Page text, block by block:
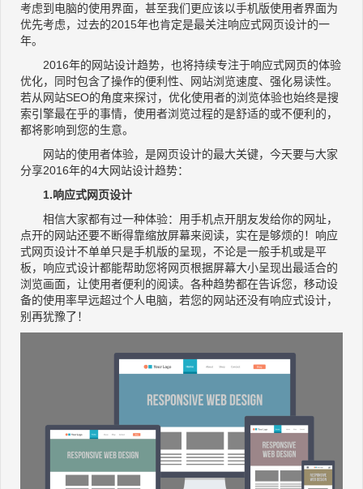
考虑到电脑的使用界面，甚至我们更应该以手机版使用者界面为
优先考虑，过去的2015年也肯定是最关注响应式网页设计的一
年。
2016年的网站设计趋势，也将持续专注于响应式网页的体验
优化，同时包含了操作的便利性、网站浏览速度、强化易读性。
若从网站SEO的角度来探讨，优化使用者的浏览体验也始终是搜
索引擎最在乎的事情，使用者浏览过程的是舒适的或不便利的，
都将影响到您的生意。
网站的使用者体验，是网页设计的最大关键，今天要与大家
分享2016年的4大网站设计趋势：
1.响应式网页设计
相信大家都有过一种体验：用手机点开朋友发给你的网址，
点开的网站还要不断得靠缩放屏幕来阅读，实在是够烦的！响应
式网页设计不单单只是手机版的呈现，不论是一般手机或是平
板，响应式设计都能帮助您将网页根据屏幕大小呈现出最适合的
浏览画面，让使用者便利的阅读。各种趋势都在告诉您，移动设
备的使用率早远超过个人电脑，若您的网站还没有响应式设计，
别再犹豫了！